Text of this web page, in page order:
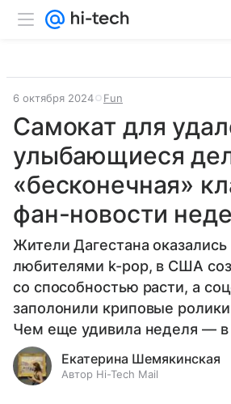
6 октября 2024 Fun
Самокат для
улыбающиеся
«бесконечная»
фан-новости
Жители Дагестана
любителями k-pop, в США
со способностью расти, а
заполонили криповые
Чем еще удивила неделя — в
Екатерина Шемякинская
Автор Hi-Tech Mail